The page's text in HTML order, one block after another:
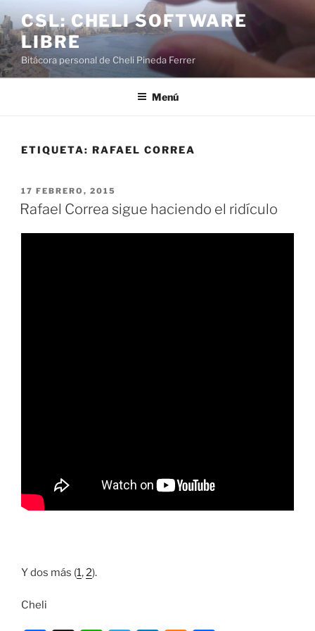
al
contenido
CSL: CHELI SOFTWARE
LIBRE
Bitácora personal de Cheli Pineda Ferrer
Menú
ETIQUETA: RAFAEL CORREA
PUBLICADO
EL
17 FEBRERO, 2015
Rafael Correa sigue haciendo el ridículo
Y dos más (1,2).
Cheli